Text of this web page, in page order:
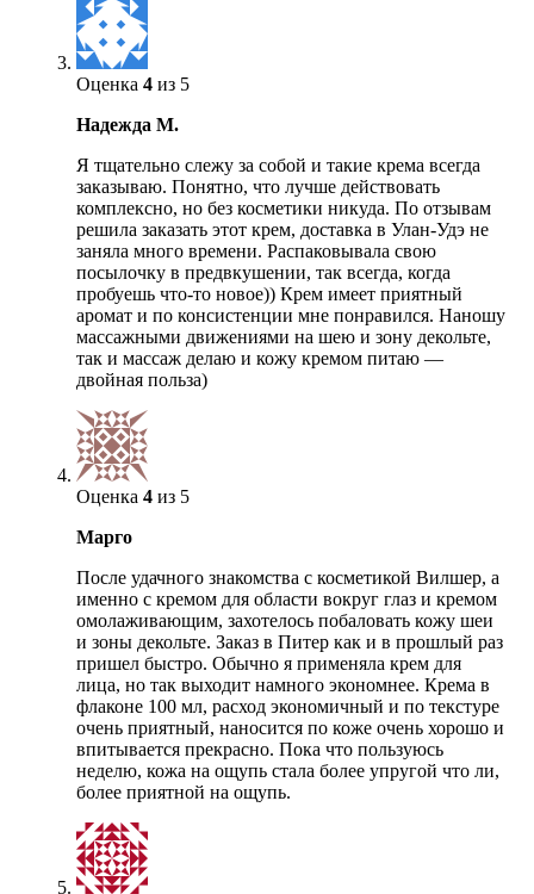
Оценка 4 из 5
Надежда М.
Я тщательно слежу за собой и такие крема всегда
заказываю. Понятно, что лучше действовать
комплексно, но без косметики никуда. По отзывам
решила заказать этот крем, доставка в Улан-Удэ не
заняла много времени. Распаковывала свою
посылочку в предвкушении, так всегда, когда
пробуешь что-то новое)) Крем имеет приятный
аромат и по консистенции мне понравился. Наношу
массажными движениями на шею и зону декольте,
так и массаж делаю и кожу кремом питаю —
двойная польза)
Оценка 4 из 5
Марго
После удачного знакомства с косметикой Вилшер, а
именно с кремом для области вокруг глаз и кремом
омолаживающим, захотелось побаловать кожу шеи
и зоны декольте. Заказ в Питер как и в прошлый раз
пришел быстро. Обычно я применяла крем для
лица, но так выходит намного экономнее. Крема в
флаконе 100 мл, расход экономичный и по текстуре
очень приятный, наносится по коже очень хорошо и
впитывается прекрасно. Пока что пользуюсь
неделю, кожа на ощупь стала более упругой что ли,
более приятной на ощупь.